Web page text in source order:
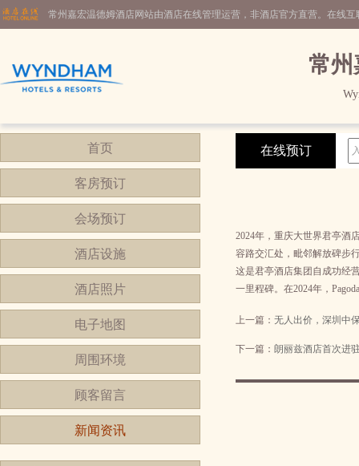
常州嘉宏温德姆酒店网站由酒店在线管理运营，非酒店官方直营。在线
常
首页
客房预订
会场预订
酒店设施
酒店照片
电子地图
周围环境
顾客留言
新闻资讯
在线预订
2024年，重庆大世界君亭酒
容路交汇处，毗邻解放碑步
这是君亭酒店集团自成功经
一里程碑。在2024年，
上一篇： 无人出价，深圳中
下一篇： 朗丽兹酒店首次进